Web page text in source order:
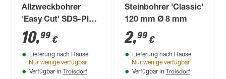
Allzweckbohrer
'Easy Cut' SDS-Plus
Ø 5 x 110 mm
10,99 €
Lieferung nach Hause
Nur wenige verfügbar
Verfügbar in Troisdorf
Steinbohrer 'Classic'
120 mm Ø 8 mm
2,99 €
Lieferung nach Hause
Nur wenige verfügbar
Verfügbar in Troisdorf